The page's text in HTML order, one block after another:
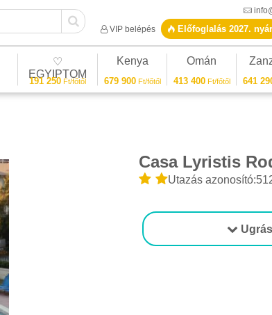
VIP belépés
Előfoglalás 2027. nyár
♡
EGYIPTOM
191 250 Ft/főtől
Kenya
679 900Ft/főtől
Omán
413 400Ft/főtől 641
Casa Lyristis
Utazás